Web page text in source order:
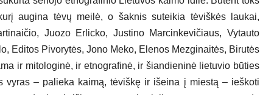
augina tėvų meilė, o šaknis suteikia tėviškės laukai,
Juozo Erlicko, Justino Marcinkevičiaus, Vytauto
Editos Pivorytės, Jono Meko, Elenos Mezginaitės, Birutės
ir mitologinė, ir etnografinė, ir šiandieninė lietuvio būties
vyras – palieka kaimą, tėviškę ir išeina į miestą – ieškoti